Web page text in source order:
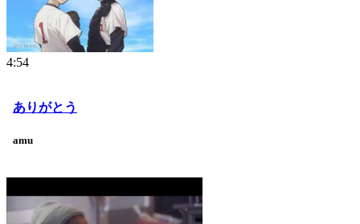
4:54
ありがとう
amu